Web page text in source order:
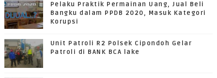
Pelaku Praktik Permainan Uang, Jual Beli
Bangku dalam PPDB 2020, Masuk Kategori
Korupsi
Unit Patroli R2 Polsek Cipondoh Gelar
Patroli di BANK BCA lake